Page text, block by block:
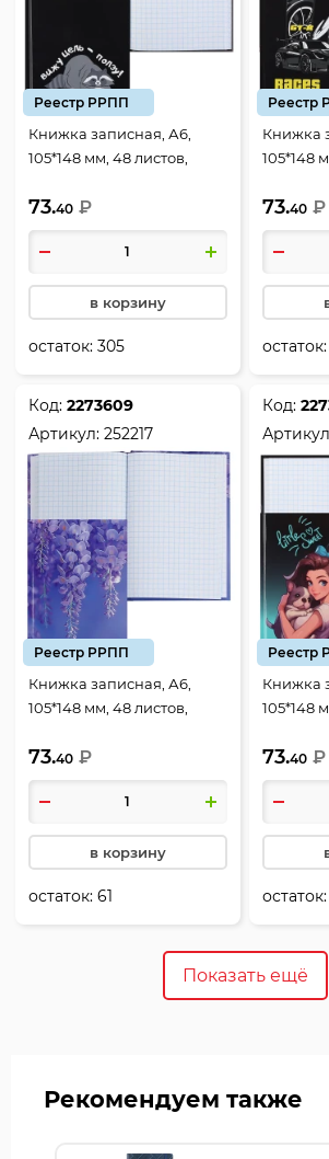
Реестр РРПП
Книжка записная, А6,
105*148 мм, 48 листов,
картон 7Бц, Енот, КОКОС,
252215
73.40 ₽
в корзину
остаток:305
Реестр
Книжка
105*148
картон
252216
73.40 ₽
Код:2273609
Артикул:252217
Реестр РРПП
Книжка записная, А6,
105*148 мм, 48 листов,
картон 7Бц, Глициния,
КОКОС, 252217
73.40 ₽
в корзину
остаток:61
Код:
Реестр
Книжка
105*148
картон
КОКОС,
73.40 ₽
Показать ещё
Рекомендуем также